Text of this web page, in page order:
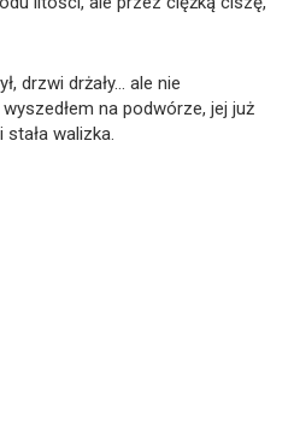
drzwi drżały… ale nie
na podwórze, jej już
walizka.